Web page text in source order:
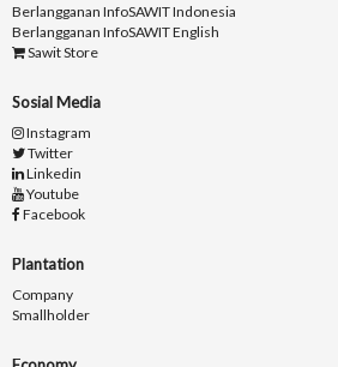
Berlangganan InfoSAWIT Indonesia
Berlangganan InfoSAWIT English
Sawit Store
Sosial Media
Instagram
Twitter
Linkedin
Youtube
Facebook
Plantation
Company
Smallholder